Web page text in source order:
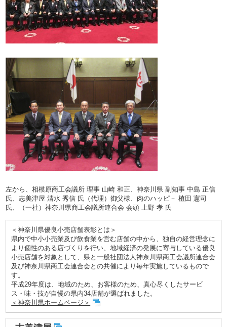
左から、相模原商工会議所 理事 山崎 和正、神奈川県 副知事 中島 正信
氏、志美津屋 清水 秀信 氏（代理）御父様、肉のハッピ－ 植田 憲司
氏、（一社）神奈川県商工会議所連合会 会頭 上野 孝 氏
＜神奈川県優良小売店舗表彰とは＞
県内で中小小売業及び飲食業を営む店舗の中から、独自の経営理念に
より個性のある店づくりを行い、地域経済の発展に寄与している優良
小売店舗を対象として、県と一般社団法人神奈川県商工会議所連合会
及び神奈川県商工会連合会との共催により毎年実施しているもので
す。
平成29年度は、地域のため、お客様のため、真心尽くしたサービ
ス・味・技が自慢の県内34店舗が選ばれました。
＜神奈川県ホームページ＞